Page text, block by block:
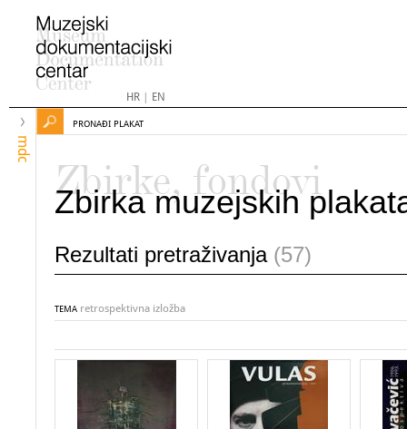
HR| EN
mdc
PRONAĐI PLAKAT
Zbirke, fondovi
Zbirka muzejskih
Rezultati pretraživanja (57)
TEMA retrospektivna izložba